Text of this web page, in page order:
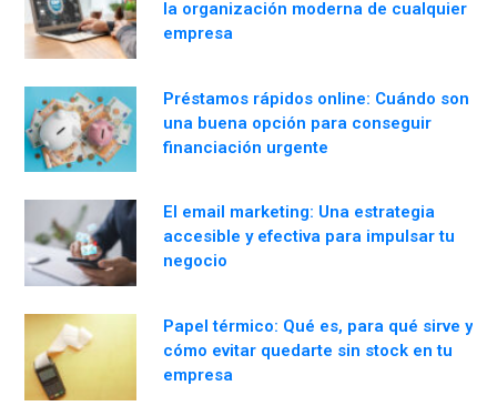
la organización moderna de cualquier
empresa
Préstamos rápidos online: Cuándo son
una buena opción para conseguir
financiación urgente
El email marketing: Una estrategia
accesible y efectiva para impulsar tu
negocio
Papel térmico: Qué es, para qué sirve y
cómo evitar quedarte sin stock en tu
empresa